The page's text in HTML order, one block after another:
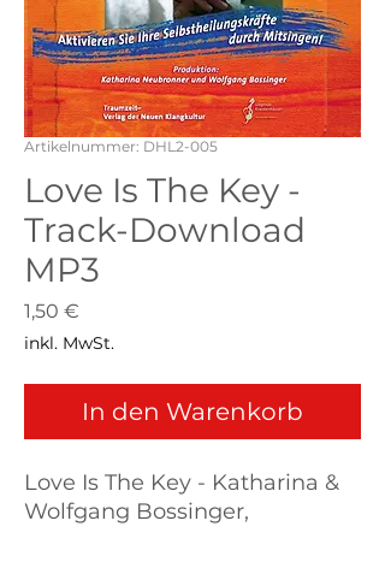
Artikelnummer: DHL2-005
Love Is The Key -
Track-Download
MP3
1,50 €
inkl. MwSt.
In den Warenkorb
Love Is The Key - Katharina &
Wolfgang Bossinger,